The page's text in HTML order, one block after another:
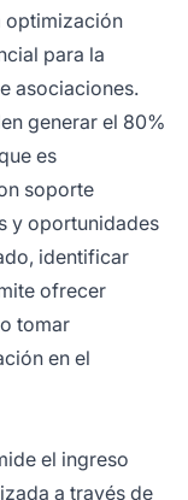
optimización
para la
asociaciones.
generar el 80%
es
soporte
y oportunidades
identificar
ofrecer
tomar
en el
el ingreso
a través de